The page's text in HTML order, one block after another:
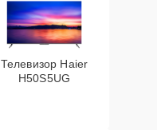
Телевизор Haier
H50S5UG